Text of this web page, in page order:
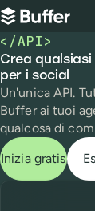
Navigazione
Buffer
</API>
Crea qualsiasi
Crea
per i social
Un'unica API.
Buffer ai tuoi
qualcosa di
Inizia gratis